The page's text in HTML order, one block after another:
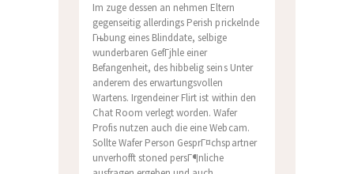
Im zuge dessen an nehmen Eltern
gegenseitig allerdings Perish prickelnde
Гњbung eines Blinddate, selbige
wunderbaren GefГјhle einer
Befangenheit, des hibbelig seins Unter
anderem des erwartungsvollen
Wartens. Irgendeiner Flirt ist within den
Chat Room verlegt worden. Wafer
Profis nutzen auch die eine Webcam.
Sollte Wafer Person GesprГ¤chspartner
unverhofft stoned persГ¶nliche